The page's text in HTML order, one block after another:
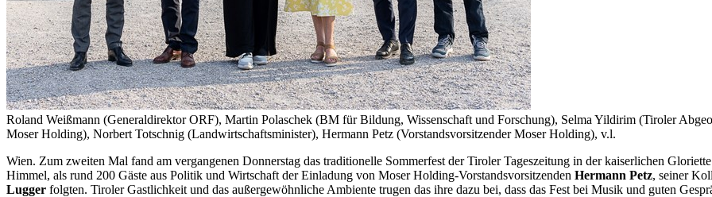
Roland Weißmann (Generaldirektor ORF), Martin Polaschek (BM für Bildung, Wissenschaft und Forschung), Selma Yildirim (Tiroler
Moser Holding), Norbert Totschnig (Landwirtschaftsminister), Hermann Petz (Vorstandsvorsitzender Moser Holding), v.l.
Wien. Zum zweiten Mal fand am vergangenen Donnerstag das traditionelle Sommerfest der Tiroler Tageszeitung in der kaiserlichen
Himmel, als rund 200 Gäste aus Politik und Wirtschaft der Einladung von Moser Holding-Vorstandsvorsitzenden Hermann Petz, seiner
Lugger folgten. Tiroler Gastlichkeit und das außergewöhnliche Ambiente trugen das ihre dazu bei, dass das Fest bei Musik und guten